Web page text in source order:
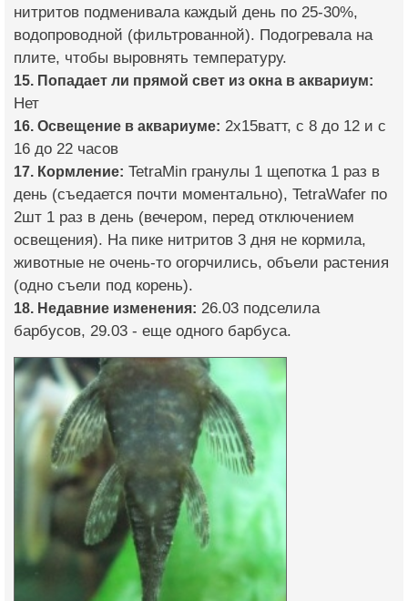
нитритов подменивала каждый день по 25-30%,
водопроводной (фильтрованной). Подогревала на
плите, чтобы выровнять температуру.
15. Попадает ли прямой свет из окна в аквариум:
Нет
16. Освещение в аквариуме: 2х15ватт, с 8 до 12 и с
16 до 22 часов
17. Кормление: TetraMin гранулы 1 щепотка 1 раз в
день (съедается почти моментально), TetraWafer по
2шт 1 раз в день (вечером, перед отключением
освещения). На пике нитритов 3 дня не кормила,
животные не очень-то огорчились, объели растения
(одно съели под корень).
18. Недавние изменения: 26.03 подселила
барбусов, 29.03 - еще одного барбуса.